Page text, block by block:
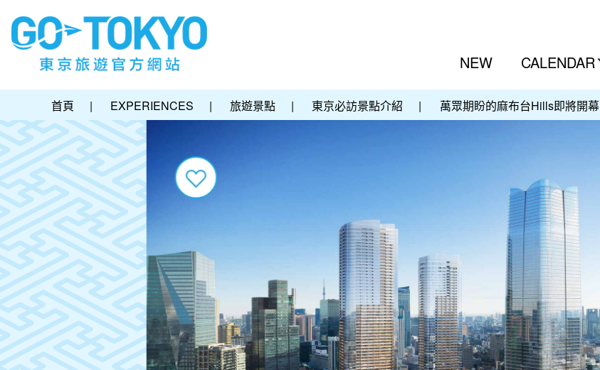
NEW CALENDAR
首頁 | EXPERIENCES | 旅遊景點 | 東京必訪景點介紹 | 萬眾期盼的麻布台Hills即將開幕